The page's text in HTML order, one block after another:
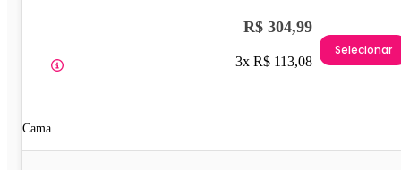
Cama
R$ 304,99
3x R$ 113,08
Selecionar